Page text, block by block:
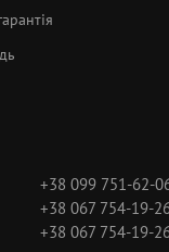
+38 099 751-62-
+38 067 754-19-
+38 067 754-19-